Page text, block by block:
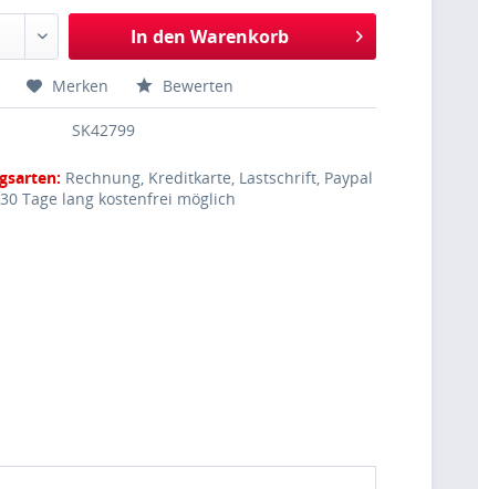
In den Warenkorb
Merken Bewerten
SK42799
Rechnung, Kreditkarte, Lastschrift, Paypal
30 Tage lang kostenfrei möglich